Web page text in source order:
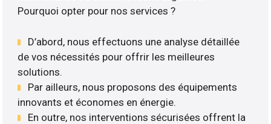
Pourquoi opter pour nos services ?
D’abord, nous effectuons une analyse détaillée
de vos nécessités pour offrir les meilleures
solutions.
Par ailleurs, nous proposons des équipements
innovants et économes en énergie.
En outre, nos interventions sécurisées offrent la